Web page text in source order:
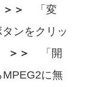
＞＞
「変
ンをクリッ
＞＞
「開
に無